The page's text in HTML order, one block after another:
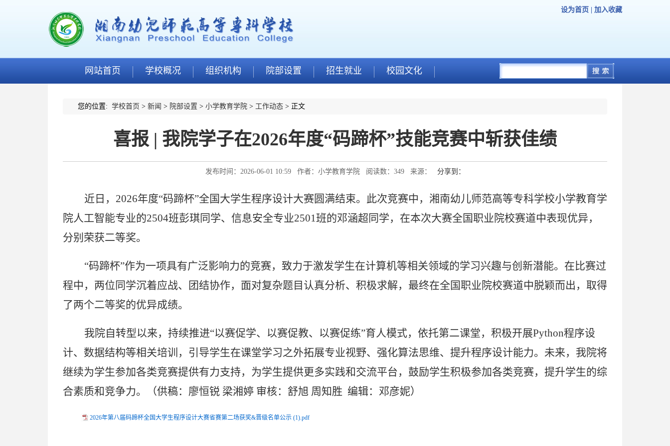
设为首页 加入收藏
网站首页 学校概况 组织机构 院部设置 招生就业 校园文化
您的位置: 学校首页 > 新闻 > 院部设置 > 小学教育学院 > 工作动态 > 正文
喜报 | 我院学子在2026年度“码蹄杯”技能竞赛中斩获佳绩
发布时间：2026-06-01 10:59 作者：小学教育学院 阅读数： 349来源： 分享到：
近日， 2026年度“码蹄杯”全国大学生程序设计大赛圆满结束。 此次竞赛中， 湘南幼儿师范高等专科学校小学教育学
院人工智能专业的2504班彭琪同学、信息安全专业2501班的邓涵超同学，在本次大赛全国职业院校赛道中表现优异，
分别 荣获二等奖。
“码蹄杯”作为一项具有广泛影响力的竞赛，致力于激发学生在计算机等相关领域的学习兴趣与创新潜能。在 比赛过
程中，两位同学沉着应战、团结协作，面对复杂题目认真分析、积极求解，最终在全国职业院校赛道中脱颖而出，取得
了两个二等奖的优异成绩。
我院自转型以来，持续推进“以赛促学、以赛促教、以赛促练”育人模式， 依托第二课堂，积极开展Python程序设
计、数据结构等相关培训，引导学生在课堂学习之外拓展专业视野、强化算法思维、提升程序设计能力。 未来，我院将
继续为学生参加各类竞赛提供有力支持，为学生提供更多实践和交流平台，鼓励学生积极参加各类竞赛，提升学生的综
合素质和竞争力。（供稿：廖恒锐 梁湘婷 审核：舒旭 周知胜 编辑：邓彦妮）
2026年第八届码蹄杯全国大学生程序设计大赛省赛第二场获奖&晋级名单公示 (1).pdf